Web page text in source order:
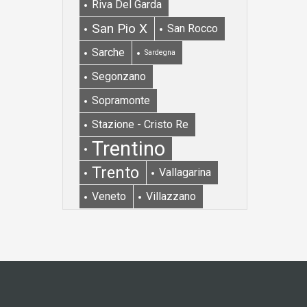
Riva Del Garda
San Pio X
San Rocco
Sarche
Sardegna
Segonzano
Sopramonte
Stazione - Cristo Re
Trentino
Trento
Vallagarina
Veneto
Villazzano